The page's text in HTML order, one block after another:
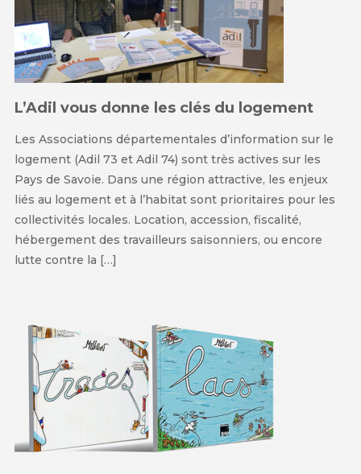
L’Adil vous donne les clés du logement
Les Associations départementales d’information sur le
logement (Adil 73 et Adil 74) sont très actives sur les
Pays de Savoie. Dans une région attractive, les enjeux
liés au logement et à l’habitat sont prioritaires pour les
collectivités locales. Location, accession, fiscalité,
hébergement des travailleurs saisonniers, ou encore
lutte contre la […]